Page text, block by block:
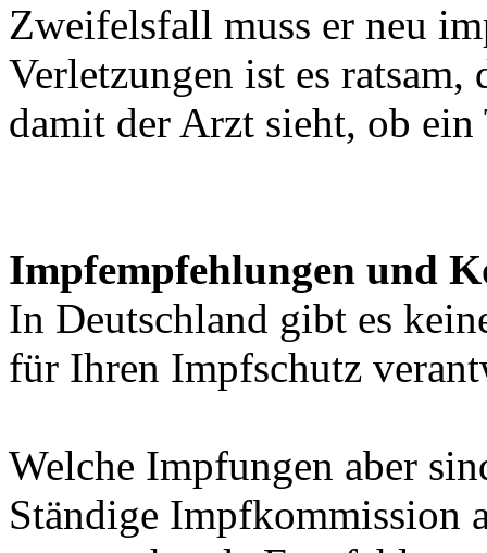
Zweifelsfall muss er neu
Verletzungen ist es
damit der Arzt sieht, ob
Impfempfehlungen und
In Deutschland gibt es
für Ihren Impfschutz
Welche Impfungen aber
Ständige Impfkommission